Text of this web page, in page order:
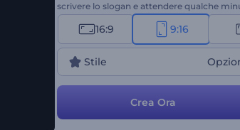
scrivere lo slogan e attendere qualche
ottenere la tua intro di alta qualità. Questo
eccezionale modello video è pensato per
ottenere risultati di marketing di
presentazioni aziendali, le promozioni del
spot pubblicitari e molto altro. Provalo
16:9 9:16
Stile
Crea Ora